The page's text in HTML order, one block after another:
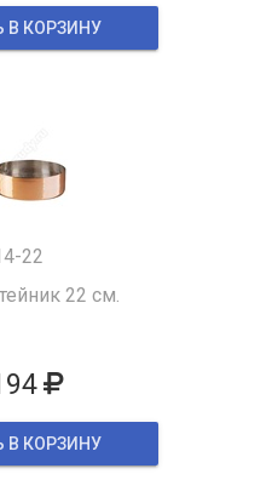
В КОРЗИНУ
22
22 см.
В КОРЗИНУ